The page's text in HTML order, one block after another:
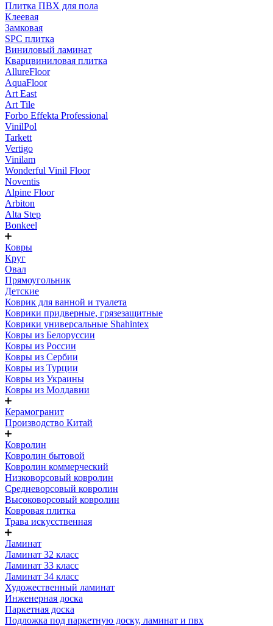
Плитка ПВХ для пола
Клеевая
Замковая
SPC плитка
Виниловый ламинат
Кварцвиниловая плитка
AllureFloor
AquaFloor
Art East
Art Tile
Forbo Effekta Professional
VinilPol
Tarkett
Vertigo
Vinilam
Wonderful Vinil Floor
Noventis
Alpine Floor
Arbiton
Alta Step
Bonkeel
Ковры
Круг
Овал
Прямоугольник
Детские
Коврик для ванной и туалета
Коврики придверные, грязезащитные
Коврики универсальные Shahintex
Ковры из Белоруссии
Ковры из России
Ковры из Сербии
Ковры из Турции
Ковры из Украины
Ковры из Молдавии
Керамогранит
Производство Китай
Ковролин
Ковролин бытовой
Ковролин коммерческий
Низковорсовый ковролин
Средневорсовый ковролин
Высоковорсовый ковролин
Ковровая плитка
Трава искусственная
Ламинат
Ламинат 32 класс
Ламинат 33 класс
Ламинат 34 класс
Художественный ламинат
Инженерная доска
Паркетная доска
Подложка под паркетную доску, ламинат и пвх